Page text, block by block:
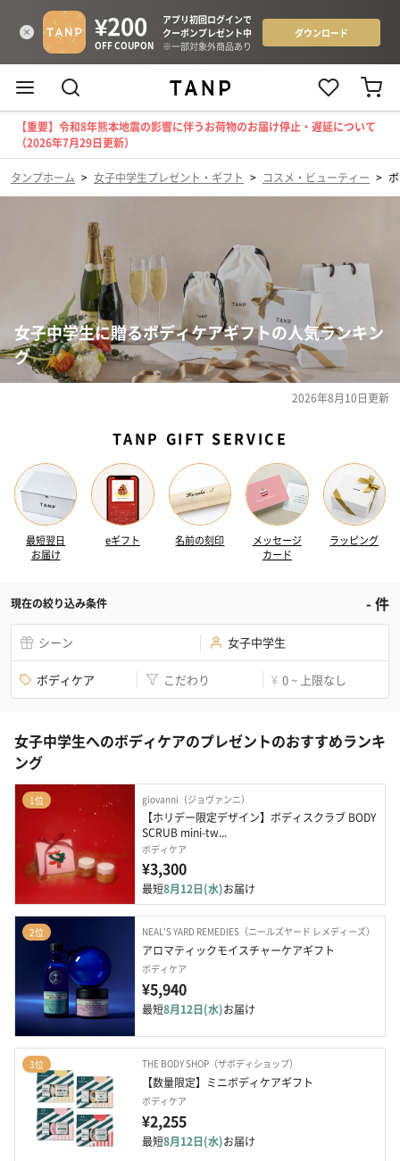
【重要】令和8年熊本地震の影響に伴うお荷物のお届け停止・遅延について
（2026年7月29日更新）
タンプホーム > 女子中学生プレゼント・ギフト > コスメ・ビューティー >
女子中学生に贈るボディケアギフトの人気ランキン
グ
2026年8月10日更新
TANP GIFT SERVICE
最短翌日
お届け
eギフト 名前の刻印
メッセージ
カード
ラッピング
現在の絞り込み条件 -件
シーン 女子中学生
ボディケア こだわり ¥ 0 ~ 上限なし
女子中学生へのボディケアのプレゼントのおすすめランキ
ング
1位 giovanni（ジョヴァンニ）
【ホリデー限定デザイン】ボディスクラブ BODY
SCRUB mini-tw...
ボディケア
¥3,300
最短8月12日(水)お届け
2位 NEAL'S YARD REMEDIES（ニールズヤード レメディーズ）
アロマティックモイスチャーケアギフト
ボディケア
¥5,940
最短8月12日(水)お届け
3位 THE BODY SHOP（ザボディショップ）
【数量限定】ミニボディケアギフト
ボディケア
¥2,255
最短8月12日(水)お届け